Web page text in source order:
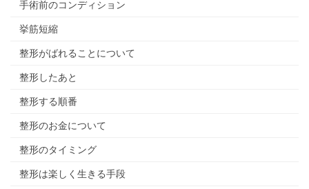
手術前のコンディション
挙筋短縮
整形がばれることについて
整形したあと
整形する順番
整形のお金について
整形のタイミング
整形は楽しく生きる手段